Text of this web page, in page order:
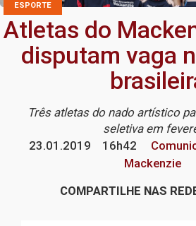
ESPORTE
Atletas do
disputam vaga
Três atletas do nado artístico
seletiva em
23.01.2019
16h42
Mackenzie
COMPARTILHE NAS